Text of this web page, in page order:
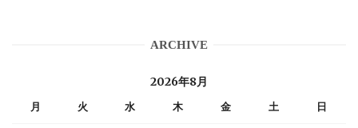
ARCHIVE
2026年8月
月 火 水 木 金 土 日